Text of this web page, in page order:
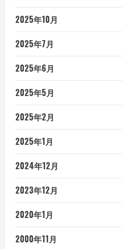
2025年10月
2025年7月
2025年6月
2025年5月
2025年2月
2025年1月
2024年12月
2023年12月
2020年1月
2000年11月